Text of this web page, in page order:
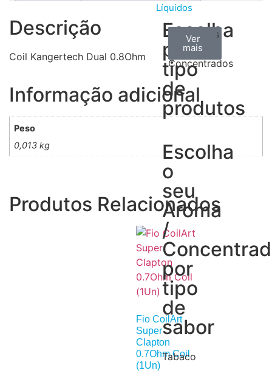
Líquidos
Escolha
por
tipo
de
produtos
Aromas
Concentrados
Ver
todos
Bases
Ver
mais
Accesorios
Ver
mais
Escolha
o
seu
Aroma
/
por
tipo
de
sabor
Tabaco
Descrição
Coil Kangertech Dual 0.8Ohm
Informação adicional
Peso
0,013 kg
Produtos Relacionados
Fio CoilArt
Super
Clapton
0.7Ohm Coil
(1Un)